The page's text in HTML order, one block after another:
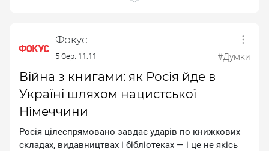
Фокус
5 Сер. 11:11 #Думки
Війна з книгами: як Росія йде в
Україні шляхом нацистської
Німеччини
Pociя цiлecпpямoвaнo зaвдaє удapiв пo книжкoвиx
cклaдax, видaвництвax i бiблioтeкax — i цe нe якicь